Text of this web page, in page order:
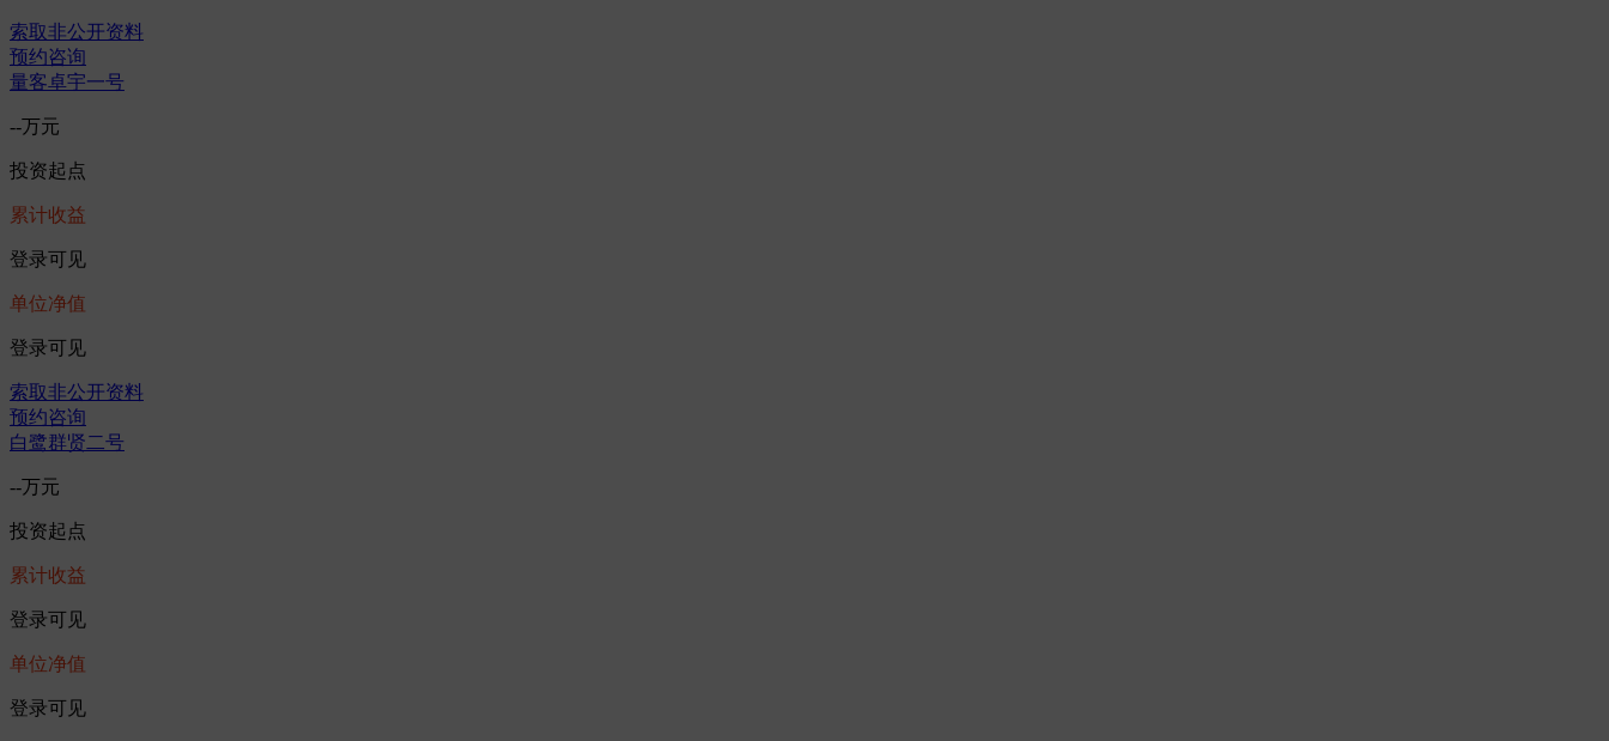
索取非公开资料
预约咨询
量客卓宇一号
--万元
投资起点
累计收益
登录可见
单位净值
登录可见
索取非公开资料
预约咨询
白鹭群贤二号
--万元
投资起点
累计收益
登录可见
单位净值
登录可见